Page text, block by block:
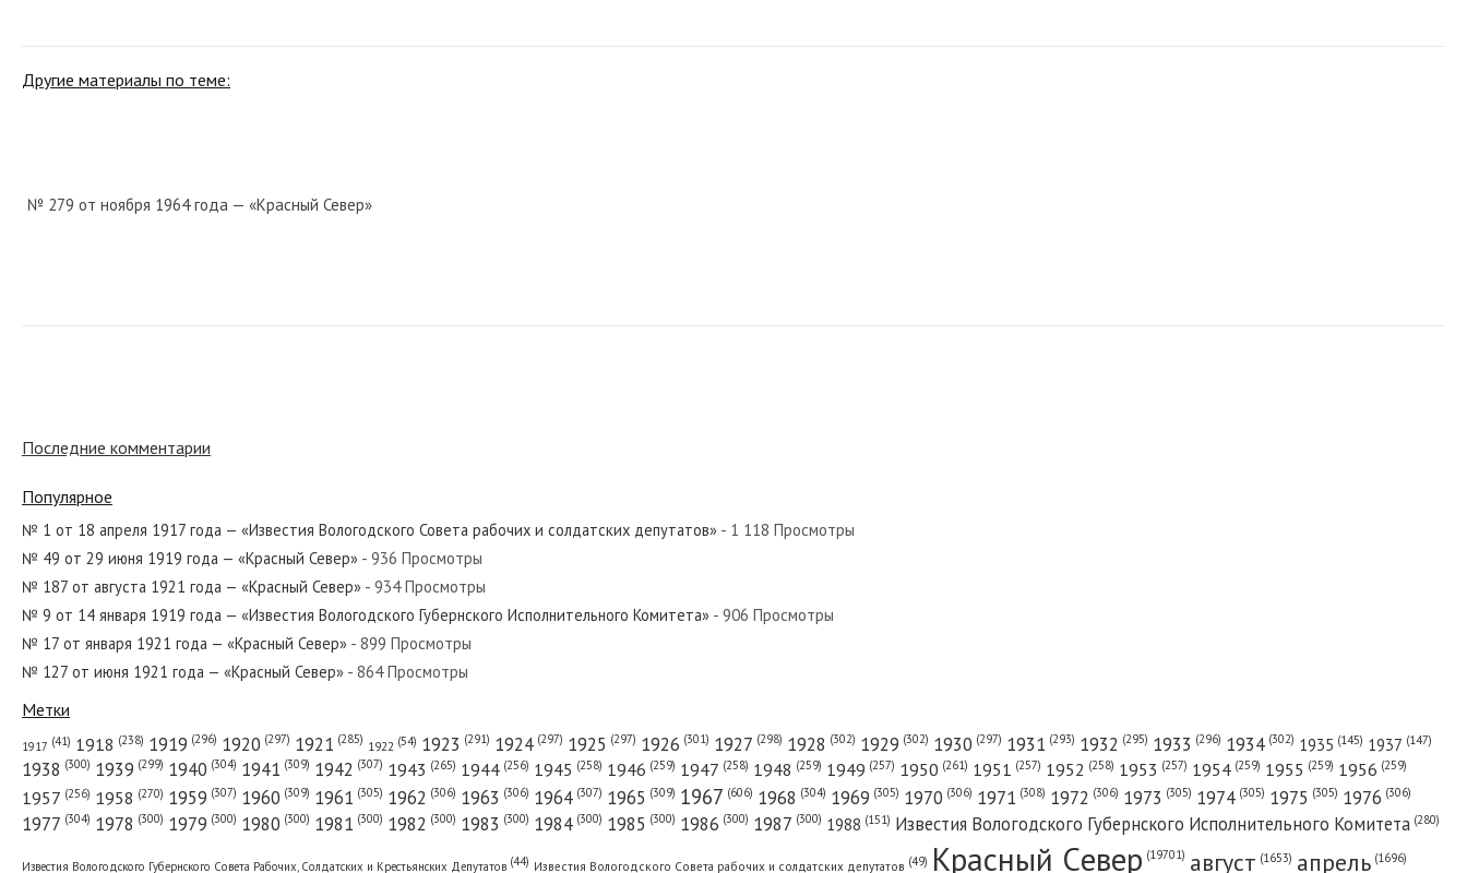
Другие материалы по теме:
№ 279 от ноября 1964 года — «Красный Север»
№ 215 от сентября 1969 года — «Красный Север»
№ 87 от 19 апреля 1919 года — «Известия Вологодского Губернского Исполнительного Комитета»...
№ 73 от марта 1987 года — «Красный Север»
Последние комментарии
Популярное
№ 1 от 18 апреля 1917 года — «Известия Вологодского Совета рабочих и солдатских депутатов» - 1 118 Просмотры
№ 49 от 29 июня 1919 года — «Красный Север» - 936 Просмотры
№ 187 от августа 1921 года — «Красный Север» - 934 Просмотры
№ 9 от 14 января 1919 года — «Известия Вологодского Губернского Исполнительного Комитета» - 906 Просмотры
№ 17 от января 1921 года — «Красный Север» - 899 Просмотры
№ 127 от июня 1921 года — «Красный Север» - 864 Просмотры
Метки
1917 (41) 1918 (238) 1919 (296) 1920 (297) 1921 (285) 1922 (54) 1923 (291) 1924 (297) 1925 (297) 1926 (301) 1927 (298) 1928 (302) 1929 (302) 1930 (297) 1931 (293) 1932 (295) 1933 (296) 1934 (302) 1935 (145) 1937 (147)
1938 (300) 1939 (299) 1940 (304) 1941 (309) 1942 (307) 1943 (265) 1944 (256) 1945 (258) 1946 (259) 1947 (258) 1948 (259) 1949 (257) 1950 (261) 1951 (257) 1952 (258) 1953 (257) 1954 (259) 1955 (259) 1956 (259)
1957 (256) 1958 (270) 1959 (307) 1960 (309) 1961 (305) 1962 (306) 1963 (306) 1964 (307) 1965 (309) 1967 (606) 1968 (304) 1969 (305) 1970 (306) 1971 (308) 1972 (306) 1973 (305) 1974 (305) 1975 (305) 1976 (306)
1977 (304) 1978 (300) 1979 (300) 1980 (300) 1981 (300) 1982 (300) 1983 (300) 1984 (300) 1985 (300) 1986 (300) 1987 (300) 1988 (151) Известия Вологодского Губернского Исполнительного Комитета (280)
Известия Вологодского Губернского Совета Рабочих, Солдатских и Крестьянских Депутатов (44) Известия Вологодского Совета рабочих и солдатских депутатов (49) Красный Cевер (19701) август (1653) апрель (1696)